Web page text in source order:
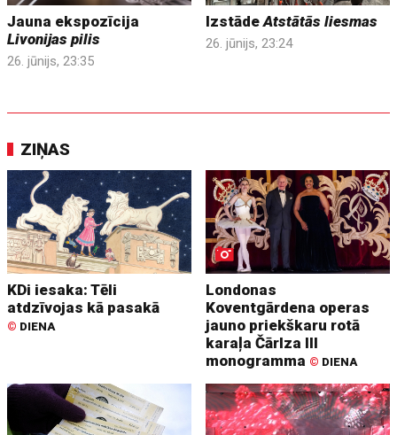
Jauna ekspozīcija
Livonijas pilis
26. jūnijs, 23:35
IzstādeAtstātās liesmas
26. jūnijs, 23:24
ZIŅAS
KDi iesaka: Tēli
atdzīvojas kā pasakā
© DIENA
Londonas
Koventgārdena operas
jauno priekškaru rotā
karaļa Čārlza III
monogramma © DIENA